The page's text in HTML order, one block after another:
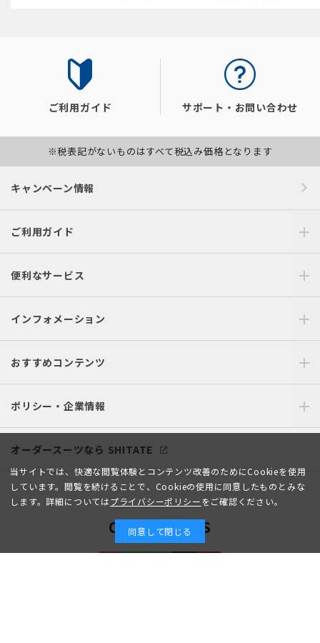
ご利用ガイド サポート・お問い合わせ
※税表記がないものはすべて税込み価格となります
キャンペーン情報
ご利用ガイド
便利なサービス
インフォメーション
おすすめコンテンツ
ポリシー・企業情報
オーダースーツなら SHITATE
OFFICIAL SNS
当サイトでは、快適な閲覧体験とコンテンツ改善のためにCookieを使用
しています。閲覧を続けることで、Cookieの使用に同意したものとみな
します。詳細についてはプライバシーポリシーをご確認ください。
同意して閉じる